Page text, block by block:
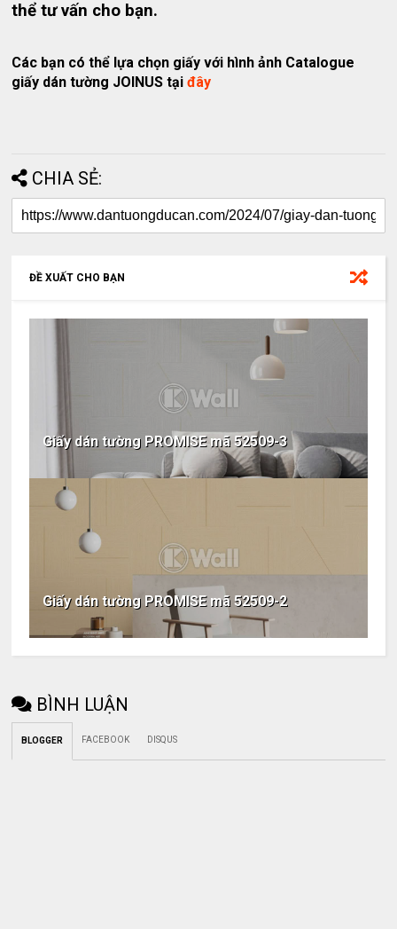
thể tư vấn cho bạn.
Các bạn có thể lựa chọn giấy với hình ảnh Catalogue
giấy dán tường JOINUS tạiđây
CHIA SẺ:
ĐỀ XUẤT CHO BẠN
Giấy dán tường PROMISE mã 52509-3
Giấy dán tường PROMISE mã 52509-2
BÌNH LUẬN
BLOGGER FACEBOOK DISQUS